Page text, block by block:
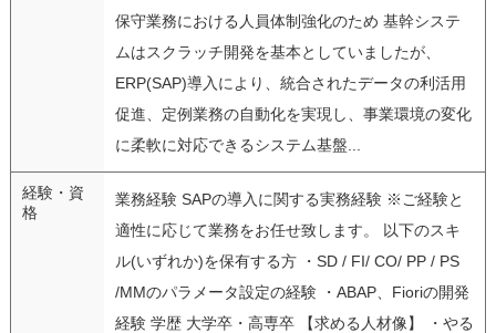
保守業務における人員体制強化のため 基幹システ
ムはスクラッチ開発を基本としていましたが、
ERP(SAP)導入により、統合されたデータの利活用
促進、定例業務の自動化を実現し、事業環境の変化
に柔軟に対応できるシステム基盤...
経験・資
格
業務経験 SAPの導入に関する実務経験 ※ご経験と
適性に応じて業務をお任せ致します。 以下のスキ
ル(いずれか)を保有する方 ・SD / FI/ CO/ PP / PS
/MMのパラメータ設定の経験 ・ABAP、Fioriの開発
経験 学歴 大学卒・高専卒 【求める人材像】 ・やる